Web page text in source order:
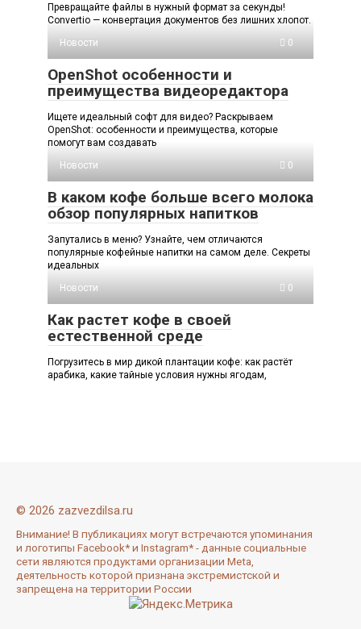
Превращайте файлы в нужный формат за секунды!
Convertio — конвертация документов без лишних хлопот.
Новости
0
OpenShot особенности и
преимущества видеоредактора
Ищете идеальный софт для видео? Раскрываем
OpenShot: особенности и преимущества, которые
помогут вам создавать
Новости
0
В каком кофе больше всего молока
обзор популярных напитков
Запутались в меню? Узнайте, чем отличаются
популярные кофейные напитки на самом деле. Секреты
идеальных
Новости
0
Как растет кофе в своей
естественной среде
Погрузитесь в мир дикой плантации кофе: как растёт
арабика, какие тайные условия нужны ягодам,
© 2026 zazvezdilsa.ru
Внимание! В публикациях могут встречаются упоминания
и логотипы Facebook* и Instagram* - данные социальные
сети являются продуктами организации Meta,
деятельность которой признана экстремистской и
запрещена на территории России